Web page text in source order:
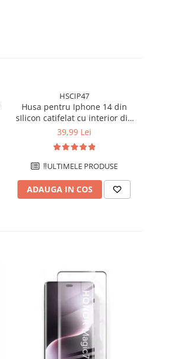
HSCIP47
Husa pentru Iphone 14 din
sIlicon catifelat cu interior din
microfibra si protectie la
39,99 Lei
‼️ULTIMELE PRODUSE
ADAUGA IN COS